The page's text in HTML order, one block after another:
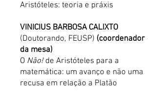
Aristóteles: teoria e práxis
VINICIUS BARBOSA CALIXTO
(Doutorando, FEUSP) (coordenador
da mesa)
O Não!de Aristóteles para a
matemática: um avanço e não uma
recusa em relação a Platão